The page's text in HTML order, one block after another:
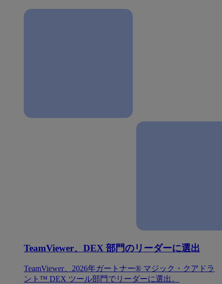
TeamViewer、DEX 部門のリーダーに選出
TeamViewer、2026年ガートナー® マジック・クアドラ
ント™ DEX ツール部門でリーダーに選出。